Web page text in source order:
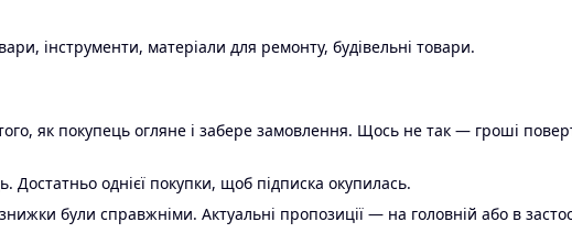
інструменти, матеріали для ремонту, будівельні товари.
як покупець огляне і забере замовлення. Щось не так — гроші
Достатньо однієї покупки, щоб підписка окупилась.
були справжніми. Актуальні пропозиції — на головній або в